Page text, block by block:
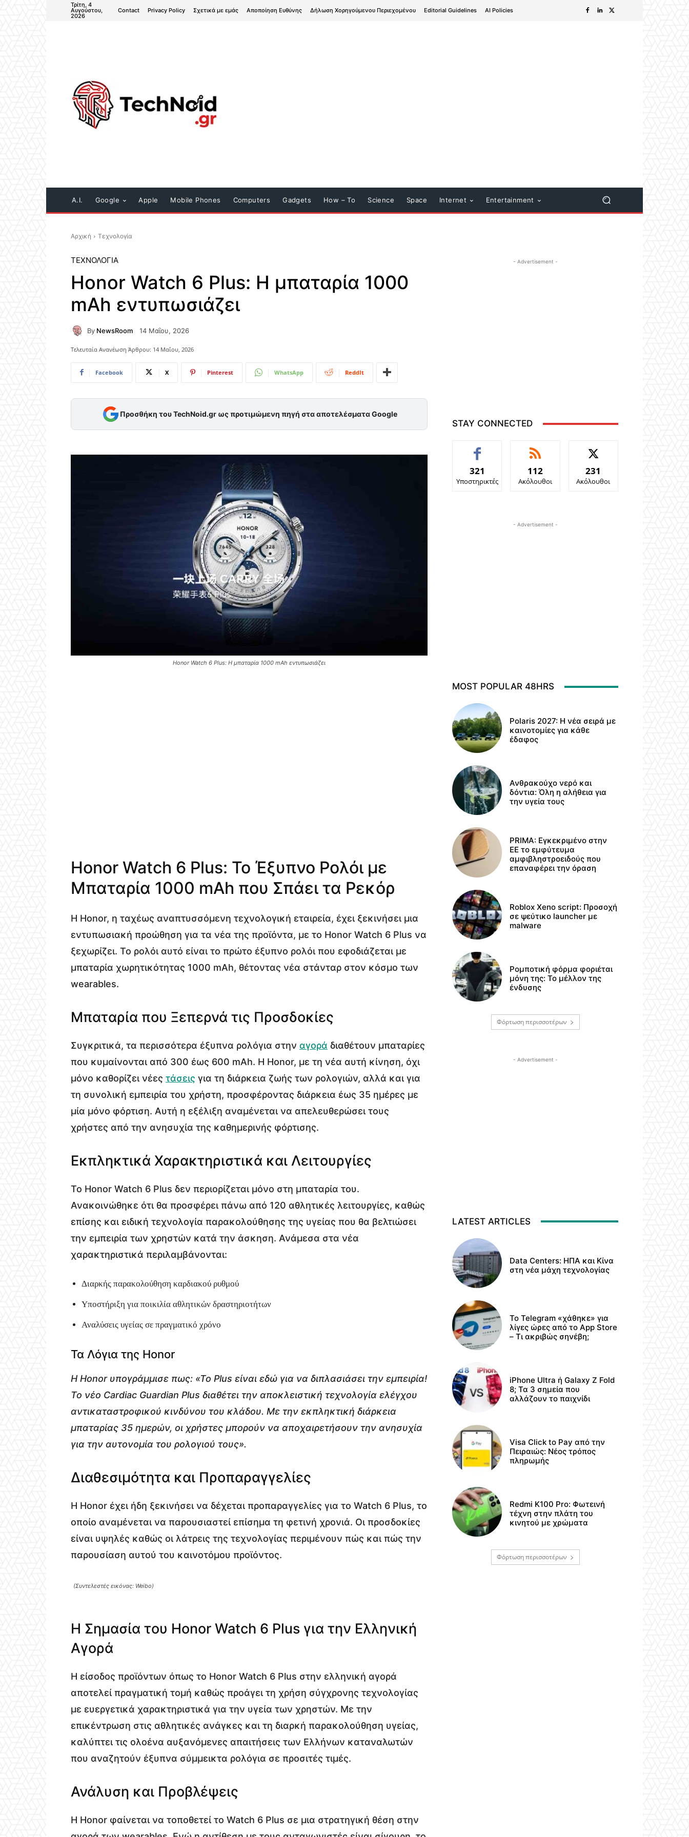
Τρίτη, 4
Αυγούστου,
2026
Contact Privacy Policy Σχετικά με εμάς Αποποίηση Ευθύνης Δήλωση Χορηγούμενου Περιεχομένου Editorial Guidelines AI Policies
A.I. Google Apple Mobile Phones Computers Gadgets How – To Science Space Internet Entertainment
Αρχική Τεχνολογία
ΤΕΧΝΟΛΟΓΊΑ
Honor Watch 6 Plus: Η μπαταρία 1000
mAh εντυπωσιάζει
By NewsRoom 14 Μαΐου, 2026
Τελευταία Ανανέωση Άρθρου: 14 Μαΐου, 2026
Facebook X Pinterest WhatsApp ReddIt
Προσθήκη του TechNoid.gr ως προτιμώμενη πηγή στα αποτελέσματα Google
Honor Watch 6 Plus: Η μπαταρία 1000 mAh εντυπωσιάζει
Honor Watch 6 Plus: Το Έξυπνο Ρολόι με
Μπαταρία 1000 mAh που Σπάει τα Ρεκόρ
Η Honor, η ταχέως αναπτυσσόμενη τεχνολογική εταιρεία, έχει ξεκινήσει μια
εντυπωσιακή προώθηση για τα νέα της προϊόντα, με το Honor Watch 6 Plus να
ξεχωρίζει. Το ρολόι αυτό είναι το πρώτο έξυπνο ρολόι που εφοδιάζεται με
μπαταρία χωρητικότητας 1000 mAh, θέτοντας νέα στάνταρ στον κόσμο των
wearables.
Μπαταρία που Ξεπερνά τις Προσδοκίες
Συγκριτικά, τα περισσότερα έξυπνα ρολόγια στην αγορά διαθέτουν μπαταρίες
που κυμαίνονται από 300 έως 600 mAh. Η Honor, με τη νέα αυτή κίνηση, όχι
μόνο καθορίζει νέες τάσεις για τη διάρκεια ζωής των ρολογιών, αλλά και για
τη συνολική εμπειρία του χρήστη, προσφέροντας διάρκεια έως 35 ημέρες με
μία μόνο φόρτιση. Αυτή η εξέλιξη αναμένεται να απελευθερώσει τους
χρήστες από την ανησυχία της καθημερινής φόρτισης.
Εκπληκτικά Χαρακτηριστικά και Λειτουργίες
Το Honor Watch 6 Plus δεν περιορίζεται μόνο στη μπαταρία του.
Ανακοινώθηκε ότι θα προσφέρει πάνω από 120 αθλητικές λειτουργίες, καθώς
επίσης και ειδική τεχνολογία παρακολούθησης της υγείας που θα βελτιώσει
την εμπειρία των χρηστών κατά την άσκηση. Ανάμεσα στα νέα
χαρακτηριστικά περιλαμβάνονται:
Διαρκής παρακολούθηση καρδιακού ρυθμού
Υποστήριξη για ποικιλία αθλητικών δραστηριοτήτων
Αναλύσεις υγείας σε πραγματικό χρόνο
Τα Λόγια της Honor
Η Honor υπογράμμισε πως: «Το Plus είναι εδώ για να διπλασιάσει την εμπειρία!
Το νέο Cardiac Guardian Plus διαθέτει την αποκλειστική τεχνολογία ελέγχου
αντικαταστροφικού κινδύνου του κλάδου. Με την εκπληκτική διάρκεια
μπαταρίας 35 ημερών, οι χρήστες μπορούν να αποχαιρετήσουν την ανησυχία
για την αυτονομία του ρολογιού τους».
Διαθεσιμότητα και Προπαραγγελίες
Η Honor έχει ήδη ξεκινήσει να δέχεται προπαραγγελίες για το Watch 6 Plus, το
οποίο αναμένεται να παρουσιαστεί επίσημα τη φετινή χρονιά. Οι προσδοκίες
είναι υψηλές καθώς οι λάτρεις της τεχνολογίας περιμένουν πώς και πώς την
παρουσίαση αυτού του καινοτόμου προϊόντος.
(Συντελεστές εικόνας: Weibo)
Η Σημασία του Honor Watch 6 Plus για την Ελληνική
Αγορά
Η είσοδος προϊόντων όπως το Honor Watch 6 Plus στην ελληνική αγορά
αποτελεί πραγματική τομή καθώς προάγει τη χρήση σύγχρονης τεχνολογίας
με ευεργετικά χαρακτηριστικά για την υγεία των χρηστών. Με την
επικέντρωση στις αθλητικές ανάγκες και τη διαρκή παρακολούθηση υγείας,
καλύπτει τις ολοένα αυξανόμενες απαιτήσεις των Ελλήνων καταναλωτών
που αναζητούν έξυπνα σύμμεικτα ρολόγια σε προσιτές τιμές.
Ανάλυση και Προβλέψεις
Η Honor φαίνεται να τοποθετεί το Watch 6 Plus σε μια στρατηγική θέση στην
- Advertisement -
STAY CONNECTED
321
Υποστηρικτές
112
Ακόλουθοι
231
Ακόλουθοι
- Advertisement -
MOST POPULAR 48HRS
Polaris 2027: Η νέα σειρά με
καινοτομίες για κάθε
έδαφος
Ανθρακούχο νερό και
δόντια: Όλη η αλήθεια για
την υγεία τους
PRIMA: Εγκεκριμένο στην
ΕΕ το εμφύτευμα
αμφιβληστροειδούς που
επαναφέρει την όραση
Roblox Xeno script: Προσοχή
σε ψεύτικο launcher με
malware
Ρομποτική φόρμα φοριέται
μόνη της: Το μέλλον της
ένδυσης
Φόρτωση περισσοτέρων
- Advertisement -
LATEST ARTICLES
Data Centers: ΗΠΑ και Κίνα
στη νέα μάχη τεχνολογίας
Το Telegram «χάθηκε» για
λίγες ώρες από το App Store
– Τι ακριβώς σηνέβη;
iPhone Ultra ή Galaxy Z Fold
8; Τα 3 σημεία που
αλλάζουν το παιχνίδι
Visa Click to Pay από την
Πειραιώς: Νέος τρόπος
πληρωμής
Redmi K100 Pro: Φωτεινή
τέχνη στην πλάτη του
κινητού με χρώματα
Φόρτωση περισσοτέρων